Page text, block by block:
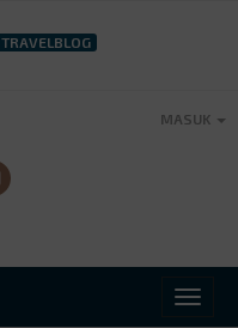
TRAVELBLOG
MASUK